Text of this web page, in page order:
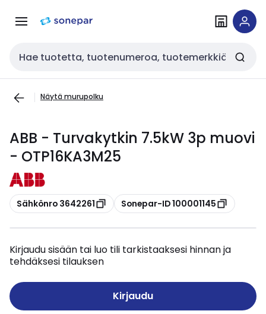
navigointiinsisältöön
Haku
Näytä murupolku
ABB - Turvakytkin 7.5kW 3p muovi
- OTP16KA3M25
Kopioi
Sähkönro 3642261 Kopioi
Sonepar-ID 100001145
Kirjaudu sisään tai luo tili tarkistaaksesi hinnan ja
tehdäksesi tilauksen
Kirjaudu